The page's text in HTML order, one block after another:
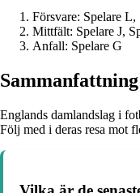
Försvare: Spelare L,
Mittfält: Spelare J,
Anfall: Spelare G
Sammanfattning
Englands damlandslag i
Följ med i deras resa mot